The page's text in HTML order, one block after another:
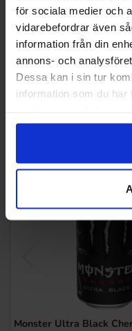
för sociala medier och
vidarebefordrar även
information från din
annons- och
Dessa kan i sin tur
information som du har
Monster Ultra Black